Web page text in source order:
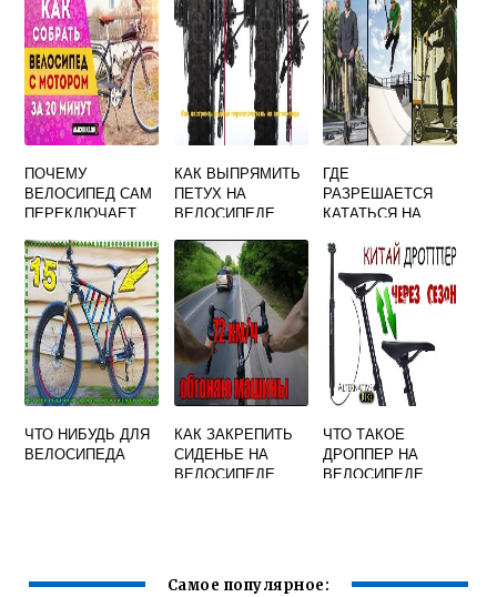
ПОЧЕМУ
ВЕЛОСИПЕД САМ
ПЕРЕКЛЮЧАЕТ
ДЕЛАТЬ
КАК ВЫПРЯМИТЬ
ПЕТУХ НА
ВЕЛОСИПЕДЕ
ГДЕ
РАЗРЕШАЕТСЯ
КАТАТЬСЯ НА
РОЛИКАХ И
СКЕЙТБОРДЕ
ЧТО НИБУДЬ ДЛЯ
ВЕЛОСИПЕДА
КАК ЗАКРЕПИТЬ
СИДЕНЬЕ НА
ВЕЛОСИПЕДЕ
ЧТО ТАКОЕ
ДРОППЕР НА
ВЕЛОСИПЕДЕ
Самое популярное: